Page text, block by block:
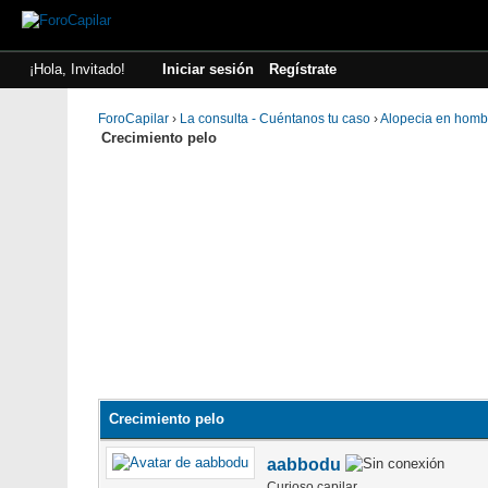
¡Hola, Invitado! Iniciar sesión Regístrate
ForoCapilar › La consulta - Cuéntanos tu caso ›Alopecia en
Crecimiento pelo
Crecimiento pelo
aabbodu